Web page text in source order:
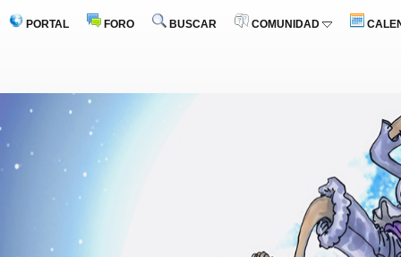
PORTAL FORO BUSCAR COMUNIDAD